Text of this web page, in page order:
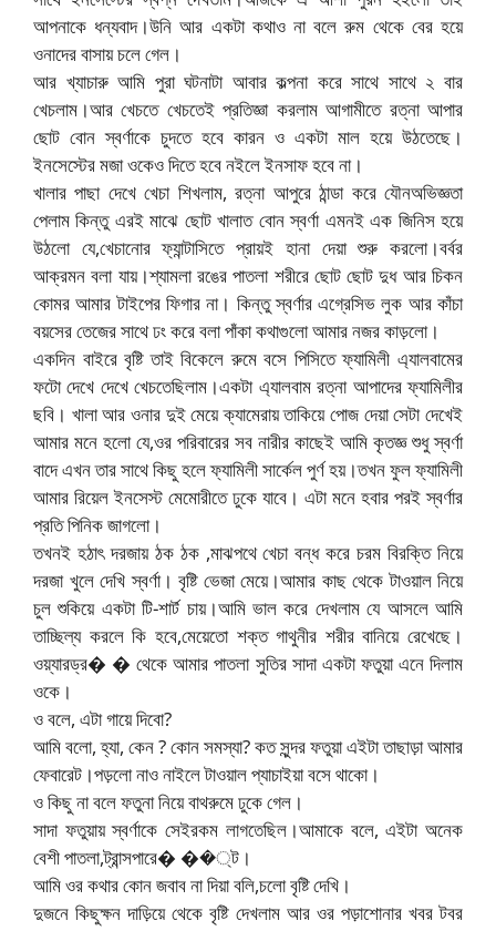
আপনাকে ধন্যবাদ।উনি আর একটা কথাও না বলে রুম থেকে বের হয়ে
ওনাদের বাসায় চলে গেল।
আর খ্যাচারু আমি পুরা ঘটনাটা আবার কল্পনা করে সাথে সাথে ২ বার
খেচলাম।আর খেচতে খেচতেই প্রতিজ্ঞা করলাম আগামীতে রত্না আপার
ছোট বোন স্বর্ণাকে চুদতে হবে কারন ও একটা মাল হয়ে উঠতেছে।
ইনসেস্টের মজা ওকেও দিতে হবে নইলে ইনসাফ হবে না।
খালার পাছা দেখে খেচা শিখলাম, রত্না আপুরে ঠান্ডা করে যৌনঅভিজ্ঞতা
পেলাম কিন্তু এরই মাঝে ছোট খালাত বোন স্বর্ণা এমনই এক জিনিস হয়ে
উঠলো যে,খেচানোর ফ্যান্টাসিতে প্রায়ই হানা দেয়া শুরু করলো।বর্বর
আক্রমন বলা যায়।শ্যামলা রঙের পাতলা শরীরে ছোট ছোট দুধ আর চিকন
কোমর আমার টাইপের ফিগার না। কিন্তু স্বর্ণার এগ্রেসিভ লুক আর কাঁচা
বয়সের তেজের সাথে ঢং করে বলা পাঁকা কথাগুলো আমার নজর কাড়লো।
একদিন বাইরে বৃষ্টি তাই বিকেলে রুমে বসে পিসিতে ফ্যামিলী এ্যালবামের
ফটো দেখে দেখে খেচতেছিলাম।একটা এ্যালবাম রত্না আপাদের ফ্যামিলীর
ছবি। খালা আর ওনার দুই মেয়ে ক্যামেরায় তাকিয়ে পোজ দেয়া সেটা দেখেই
আমার মনে হলো যে,ওর পরিবারের সব নারীর কাছেই আমি কৃতজ্ঞ শুধু স্বর্ণা
বাদে এখন তার সাথে কিছু হলে ফ্যামিলী সার্কেল পুর্ণ হয়।তখন ফুল ফ্যামিলী
আমার রিয়েল ইনসেস্ট মেমোরীতে ঢুকে যাবে। এটা মনে হবার পরই স্বর্ণার
প্রতি পিনিক জাগলো।
তখনই হঠাৎ দরজায় ঠক ঠক ,মাঝপথে খেচা বন্ধ করে চরম বিরক্তি নিয়ে
দরজা খুলে দেখি স্বর্ণা। বৃষ্টি ভেজা মেয়ে।আমার কাছ থেকে টাওয়াল নিয়ে
চুল শুকিয়ে একটা টি-শার্ট চায়।আমি ভাল করে দেখলাম যে আসলে আমি
তাচ্ছিল্য করলে কি হবে,মেয়েতো শক্ত গাথুনীর শরীর বানিয়ে রেখেছে।
ওয়্যারড্র� � থেকে আমার পাতলা সুতির সাদা একটা ফতুয়া এনে দিলাম
ওকে।
ও বলে, এটা গায়ে দিবো?
আমি বলো, হ্যা, কেন ? কোন সমস্যা? কত সুন্দর ফতুয়া এইটা তাছাড়া আমার
ফেবারেট।পড়লো নাও নাইলে টাওয়াল প্যাচাইয়া বসে থাকো।
ও কিছু না বলে ফতুনা নিয়ে বাথরুমে ঢুকে গেল।
সাদা ফতুয়ায় স্বর্ণাকে সেইরকম লাগতেছিল।আমাকে বলে, এইটা অনেক
বেশী পাতলা,ট্রান্সপারে� ��্ট।
আমি ওর কথার কোন জবাব না দিয়া বলি,চলো বৃষ্টি দেখি।
দুজনে কিছুক্ষন দাড়িয়ে থেকে বৃষ্টি দেখলাম আর ওর পড়াশোনার খবর টবর